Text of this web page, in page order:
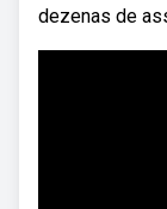
dezenas de